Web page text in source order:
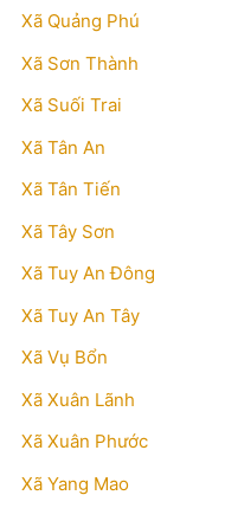
Xã Quảng Phú
Xã Sơn Thành
Xã Suối Trai
Xã Tân An
Xã Tân Tiến
Xã Tây Sơn
Xã Tuy An Đông
Xã Tuy An Tây
Xã Vụ Bổn
Xã Xuân Lãnh
Xã Xuân Phước
Xã Yang Mao